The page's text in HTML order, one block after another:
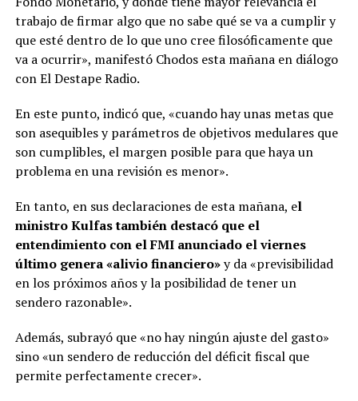
trabajo de firmar algo que no sabe qué se va a cumplir y
que esté dentro de lo que uno cree filosóficamente que
va a ocurrir», manifestó Chodos esta mañana en diálogo
con El Destape Radio.
En este punto, indicó que, «cuando hay unas metas que
son asequibles y parámetros de objetivos medulares que
son cumplibles, el margen posible para que haya un
problema en una revisión es menor».
En tanto, en sus declaraciones de esta mañana, el
ministro Kulfas también destacó que el
entendimiento con el FMI anunciado el viernes
último genera «alivio financiero»y da «previsibilidad
en los próximos años y la posibilidad de tener un
sendero razonable».
Además, subrayó que «no hay ningún ajuste del gasto»
sino «un sendero de reducción del déficit fiscal que
permite perfectamente crecer».